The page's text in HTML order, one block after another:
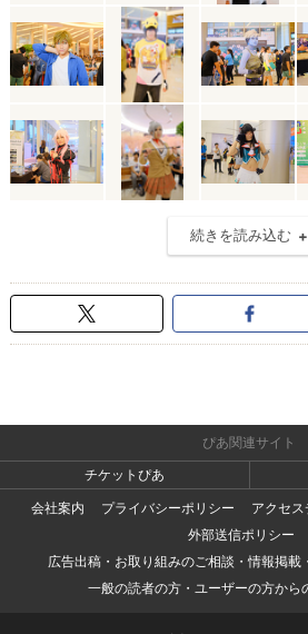
続きを読み込む
ぴあ関連サイト
チケットぴあ
会社案内
プライバシーポリシー
アクセ
外部送信ポリシー
広告出稿・お取り組みのご相談・情報掲載
一般の読者の方・ユーザーの方から